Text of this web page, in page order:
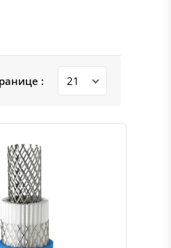
:
просмотр
Добавить к сравнению